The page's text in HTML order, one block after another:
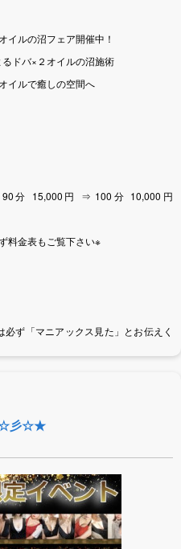
イルの沼フェア開催中！
ドバ×２オイルの沼施術
イルで癒しの空間へ
分 15,000円 ⇒ 100分 10,000円
料金表もご覧下さい※
ず「マニアックス見た」とお伝えく
☆彡☆★